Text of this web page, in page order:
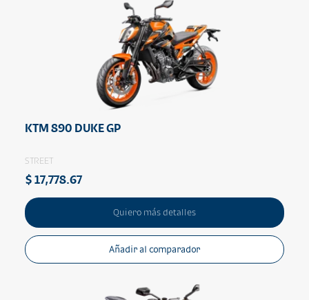
KTM 890 DUKE GP
STREET
$ 17,778.67
Quiero más detalles
Añadir al comparador